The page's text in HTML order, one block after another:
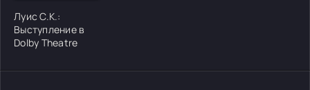
Луис С.К.:
Выступление в
Dolby Theatre